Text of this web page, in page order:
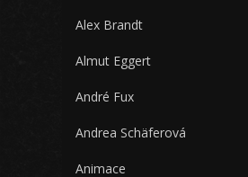
Alex Brandt
Almut Eggert
André Fux
Andrea Schäferová
Animace